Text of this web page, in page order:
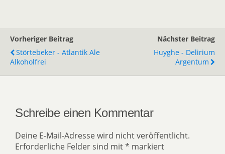
Vorheriger Beitrag
Störtebeker - Atlantik Ale
Alkoholfrei
Nächster Beitrag
Huyghe - Delirium
Argentum
Schreibe einen Kommentar
Deine E-Mail-Adresse wird nicht veröffentlicht.
Erforderliche Felder sind mit* markiert